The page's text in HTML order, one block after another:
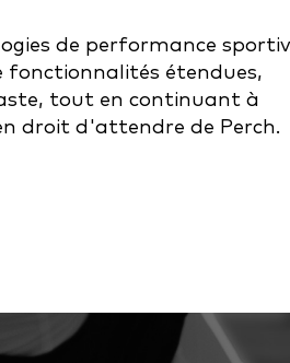
de performance
fonctionnalités étendues,
tout en continuant à
droit d'attendre de Perch.